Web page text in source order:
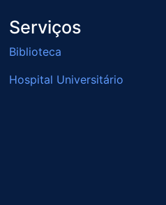
Serviços
Biblioteca
Hospital Universitário